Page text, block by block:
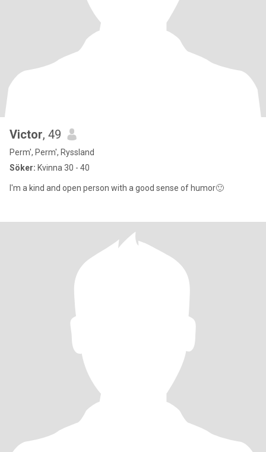
Victor, 49
Perm', Perm', Ryssland
Söker: Kvinna 30 - 40
I'm a kind and open person with a good sense of humor🙂